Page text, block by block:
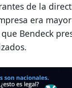
de la
era
Bendeck